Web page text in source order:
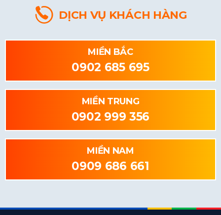
DỊCH VỤ KHÁCH HÀNG
MIỀN BẮC
0902 685 695
MIỀN TRUNG
0902 999 356
MIỀN NAM
0909 686 661